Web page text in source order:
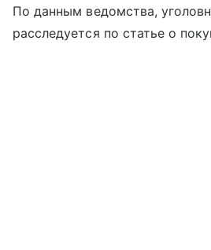
По данным ведомства,
расследуется по статье о